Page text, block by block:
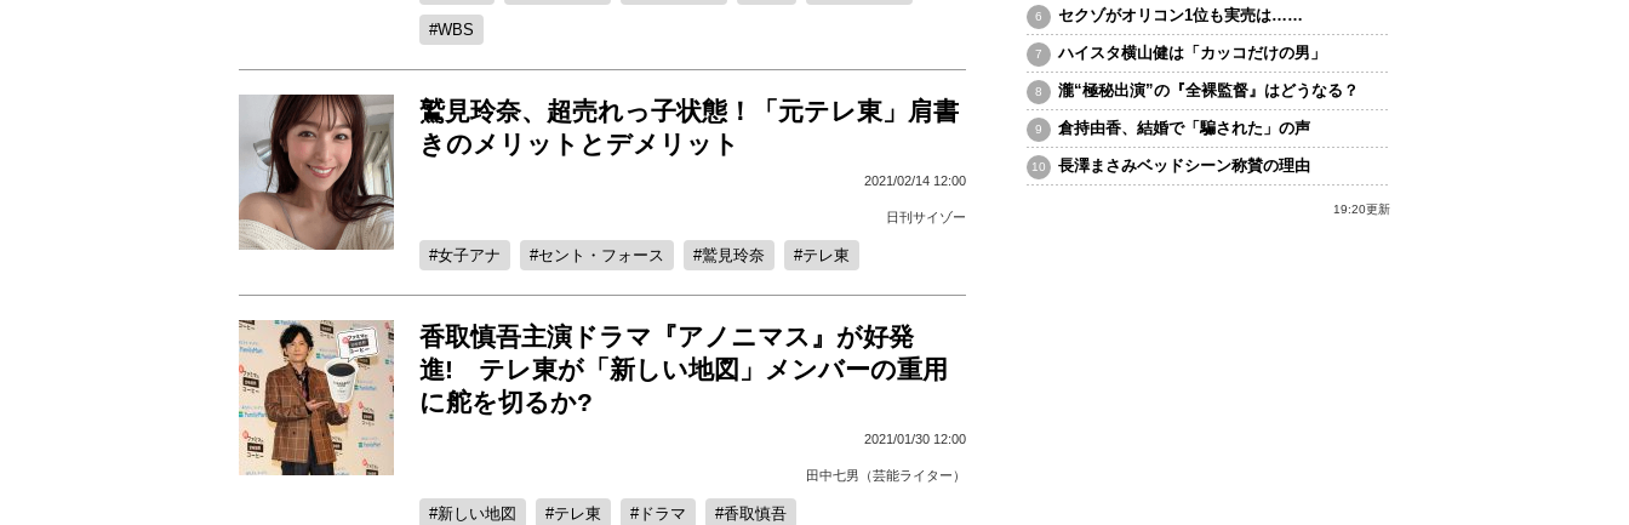
WBS
鷲見玲奈、超売れっ子状態！「元テレ東」肩書
きのメリットとデメリット
2021/02/14 12:00
日刊サイゾー
女子アナ セント・フォース 鷲見玲奈 テレ東
香取慎吾主演ドラマ『アノニマス』が好発
進! テレ東が「新しい地図」メンバーの重用
に舵を切るか?
2021/01/30 12:00
田中七男（芸能ライター）
新しい地図 テレ東 ドラマ 香取慎吾
セクゾがオリコン1位も実売は……
ハイスタ横山健は「カッコだけの男」
瀧“極秘出演”の『全裸監督』はどうなる？
倉持由香、結婚で「騙された」の声
長澤まさみベッドシーン称賛の理由
19:20更新